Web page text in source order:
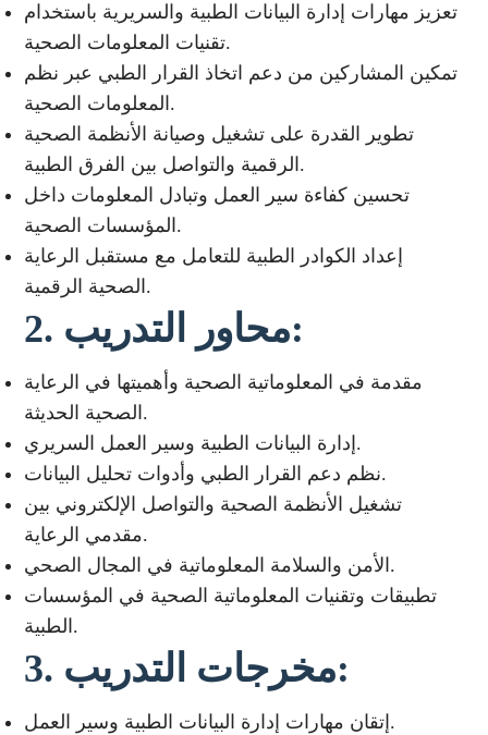
تعزيز مهارات إدارة البيانات الطبية والسريرية باستخدام
تقنيات المعلومات الصحية.
تمكين المشاركين من دعم اتخاذ القرار الطبي عبر نظم
المعلومات الصحية.
تطوير القدرة على تشغيل وصيانة الأنظمة الصحية
الرقمية والتواصل بين الفرق الطبية.
تحسين كفاءة سير العمل وتبادل المعلومات داخل
المؤسسات الصحية.
إعداد الكوادر الطبية للتعامل مع مستقبل الرعاية
الصحية الرقمية.
2. محاور التدريب:
مقدمة في المعلوماتية الصحية وأهميتها في الرعاية
الصحية الحديثة.
إدارة البيانات الطبية وسير العمل السريري.
نظم دعم القرار الطبي وأدوات تحليل البيانات.
تشغيل الأنظمة الصحية والتواصل الإلكتروني بين
مقدمي الرعاية.
الأمن والسلامة المعلوماتية في المجال الصحي.
تطبيقات وتقنيات المعلوماتية الصحية في المؤسسات
الطبية.
3. مخرجات التدريب:
إتقان مهارات إدارة البيانات الطبية وسير العمل.